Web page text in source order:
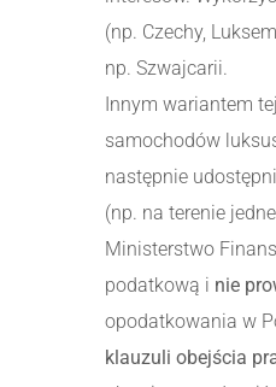
(np. Czechy,
np. Szwajcarii.
Innym wariantem
samochodów
następnie
(np. na terenie
Ministerstwo
podatkową i nie
opodatkowania w
klauzuli obejścia